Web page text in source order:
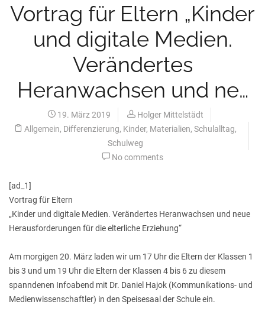
Vortrag für Eltern „Kinder
und digitale Medien.
Verändertes
Heranwachsen und ne…
19. März 2019
Holger Mittelstädt
Allgemein, Differenzierung, Kinder, Materialien, Schulalltag,
Schulweg
No comments
[ad_1]
Vortrag für Eltern
„Kinder und digitale Medien. Verändertes Heranwachsen und neue
Herausforderungen für die elterliche Erziehung“
Am morgigen 20. März laden wir um 17 Uhr die Eltern der Klassen 1
bis 3 und um 19 Uhr die Eltern der Klassen 4 bis 6 zu diesem
spanndenen Infoabend mit Dr. Daniel Hajok (Kommunikations- und
Medienwissenschaftler) in den Speisesaal der Schule ein.